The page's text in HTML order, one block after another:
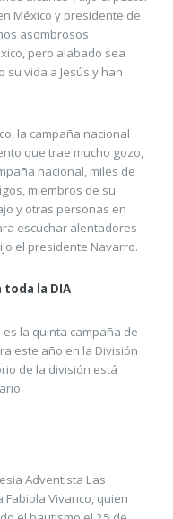
México y presidente de
asombrosos
pero alabado sea
vida a Jesús y han
la campaña nacional
que trae mucho gozo,
nacional, miles de
miembros de su
y otras personas en
escuchar alentadores
el presidente Navarro.
la DIA
la quinta campaña de
este año en la División
de la división está
Adventista Las
Fabiola Vivanco, quien